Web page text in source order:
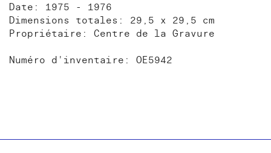
Date: 1975 - 1976
Dimensions totales: 29,5 x 29,5 cm
Propriétaire: Centre de la Gravure
Numéro d'inventaire: OE5942